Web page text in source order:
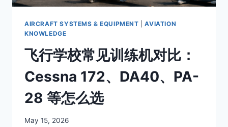
AIRCRAFT SYSTEMS & EQUIPMENT |AVIATION
KNOWLEDGE
飞行学校常见训练机对比：
Cessna 172、DA40、PA-
28 等怎么选
By
May 15, 2026